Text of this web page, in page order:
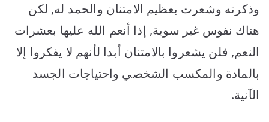
وذكرته وشعرت بعظيم الامتنان والحمد له, لكن
هناك نفوس غير سوية, إذا أنعم الله عليها بعشرات
النعم, فلن يشعروا بالامتنان أبدا لأنهم لا يفكروا إلا
بالمادة والمكسب الشخصي واحتياجات الجسد
الآنية.